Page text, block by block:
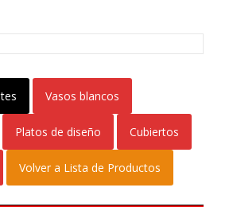
Vasos blancos
Platos de diseño Cubiertos
Volver a Lista de Productos